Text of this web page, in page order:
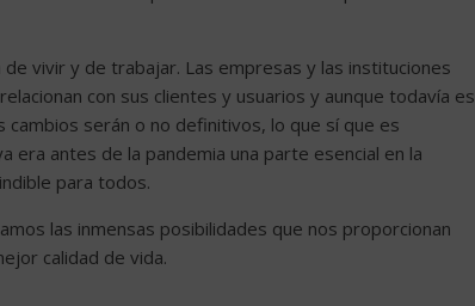
vivir y de trabajar. Las empresas y las instituciones
con sus clientes y usuarios y aunque todavía es
serán o no definitivos, lo que sí que es
era antes de la pandemia una parte esencial en la
para todos.
las inmensas posibilidades que nos proporcionan
calidad de vida.